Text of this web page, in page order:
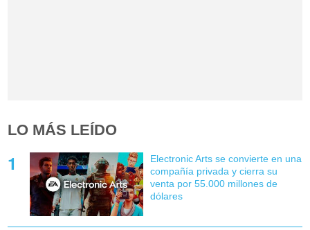
LO MÁS LEÍDO
Electronic Arts se convierte en una
compañía privada y cierra su
venta por 55.000 millones de
dólares